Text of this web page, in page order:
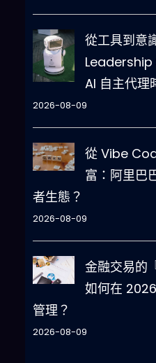
從工具到意
AI 自主代理
2026-08-09
從 Vibe
富：阿里巴
者生態？
2026-08-09
金融交易的
如何在
管理？
2026-08-09